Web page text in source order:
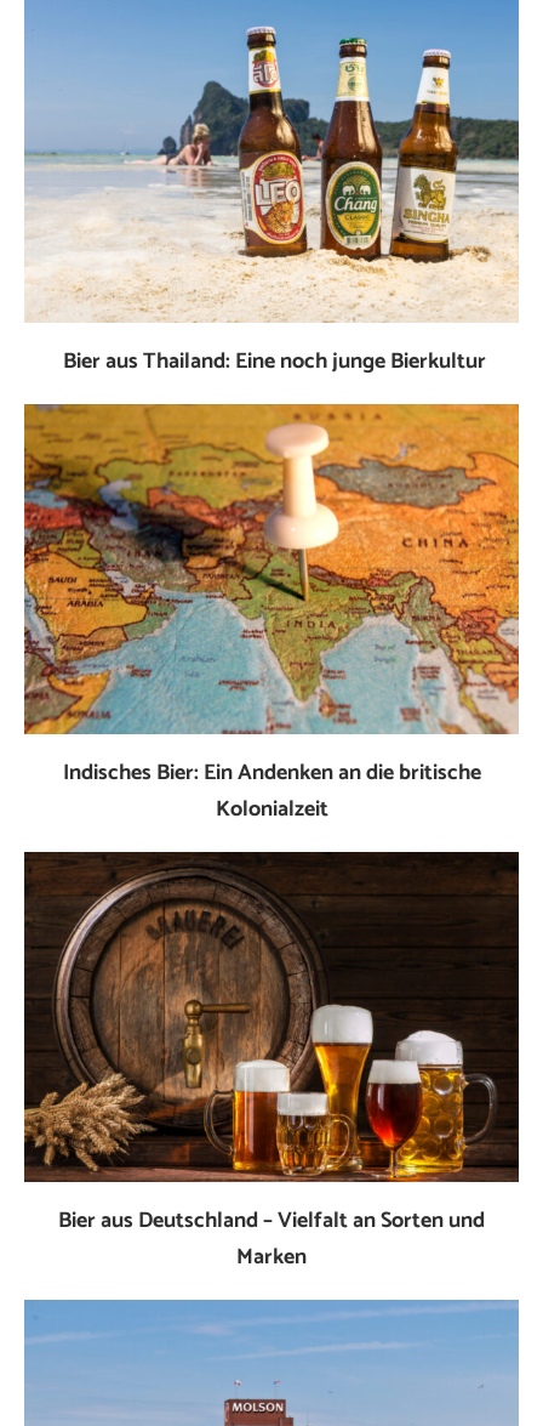
Bier aus Thailand: Eine noch junge Bierkultur
Indisches Bier: Ein Andenken an die britische
Kolonialzeit
Bier aus Deutschland – Vielfalt an Sorten und
Marken